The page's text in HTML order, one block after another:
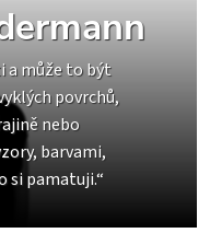
a může to být
povrchů,
nebo
barvami,
si pamatuji.“